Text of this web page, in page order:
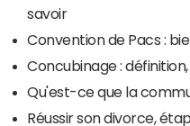
savoir
Convention de Pacs :
Concubinage :
Qu'est-ce que la
Réussir son divorce,